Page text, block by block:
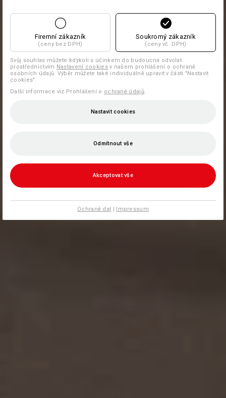
Firemní zákazník
(ceny bez DPH)
Soukromý zákazník
(ceny vč. DPH)
Svůj souhlas můžete kdykoli s účinkem do budoucna odvolat
prostřednictvím Nastavení cookiesv našem prohlášení o ochraně
osobních údajů. Výběr můžete také individuálně upravit v části "Nastavit
cookies".
Další informace viz Prohlášení o ochraně údajů.
Nastavit cookies
Odmítnout vše
Akceptovat vše
Ochraně dat | Impressum